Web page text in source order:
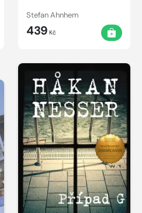
Stefan Ahnhem
439 Kč